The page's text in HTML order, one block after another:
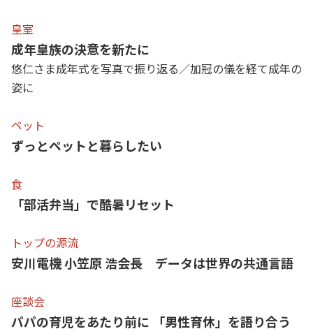
皇室
成年皇族の決意を新たに
悠仁さま成年式を写真で振り返る／加冠の儀を経て成年の
姿に
ペット
ずっとペットと暮らしたい
食
「部活弁当」で酷暑リセット
トップの源流
安川電機 小笠原 浩会長 データは世界の共通言語
座談会
パパの育児をあたり前に 「男性育休」を語り合う